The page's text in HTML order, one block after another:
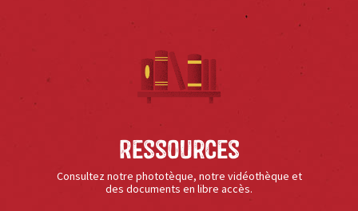
Ressources
Consultez notre phototèque, notre vidéothèque et
des documents en libre accès.